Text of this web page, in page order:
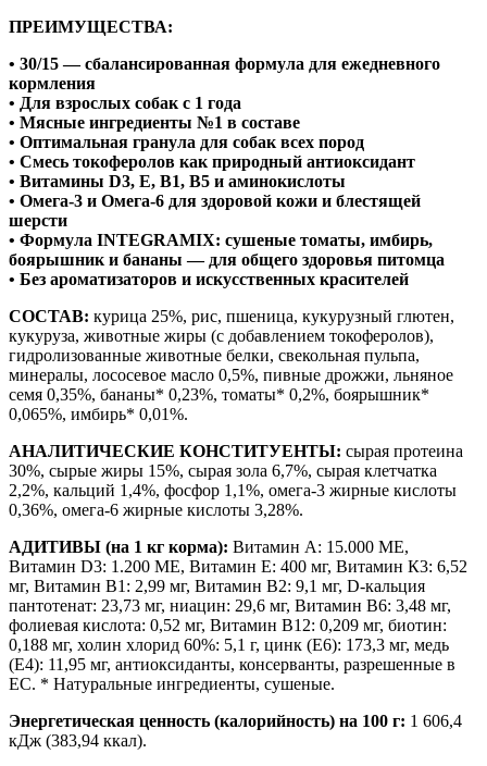
ПРЕИМУЩЕСТВА:
• 30/15 — сбалансированная формула для ежедневного
кормления
• Для взрослых собак с 1 года
• Мясные ингредиенты №1 в составе
• Оптимальная гранула для собак всех пород
• Смесь токоферолов как природный антиоксидант
• Витамины D3, E, B1, B5 и аминокислоты
• Омега-3 и Омега-6 для здоровой кожи и блестящей
шерсти
• Формула INTEGRAMIX: сушеные томаты, имбирь,
боярышник и бананы — для общего здоровья питомца
• Без ароматизаторов и искусственных красителей
СОСТАВ: курица 25%, рис, пшеница, кукурузный глютен,
кукуруза, животные жиры (с добавлением токоферолов),
гидролизованные животные белки, свекольная пульпа,
минералы, лососевое масло 0,5%, пивные дрожжи, льняное
семя 0,35%, бананы* 0,23%, томаты* 0,2%, боярышник*
0,065%, имбирь* 0,01%.
АНАЛИТИЧЕСКИЕ КОНСТИТУЕНТЫ: сырая протеина
30%, сырые жиры 15%, сырая зола 6,7%, сырая клетчатка
2,2%, кальций 1,4%, фосфор 1,1%, омега-3 жирные кислоты
0,36%, омега-6 жирные кислоты 3,28%.
АДИТИВЫ (на 1 кг корма): Витамин А: 15.000 МЕ,
Витамин D3: 1.200 МЕ, Витамин Е: 400 мг, Витамин К3: 6,52
мг, Витамин В1: 2,99 мг, Витамин В2: 9,1 мг, D-кальция
пантотенат: 23,73 мг, ниацин: 29,6 мг, Витамин В6: 3,48 мг,
фолиевая кислота: 0,52 мг, Витамин В12: 0,209 мг, биотин:
0,188 мг, холин хлорид 60%: 5,1 г, цинк (E6): 173,3 мг, медь
(E4): 11,95 мг, антиоксиданты, консерванты, разрешенные в
ЕС. * Натуральные ингредиенты, сушеные.
Энергетическая ценность (калорийность) на 100 г: 1 606,4
кДж (383,94 ккал).